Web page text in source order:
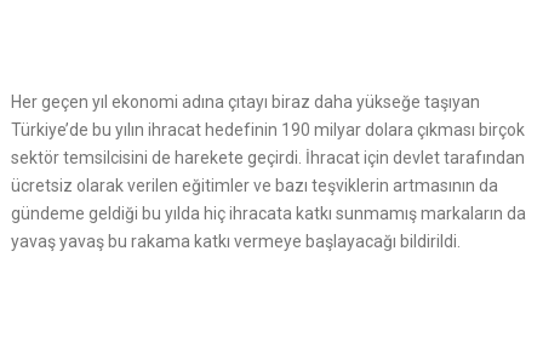
Her geçen yıl ekonomi adına çıtayı biraz daha yükseğe taşıyan
Türkiye’de bu yılın ihracat hedefinin 190 milyar dolara çıkması birçok
sektör temsilcisini de harekete geçirdi. İhracat için devlet tarafından
ücretsiz olarak verilen eğitimler ve bazı teşviklerin artmasının da
gündeme geldiği bu yılda hiç ihracata katkı sunmamış markaların da
yavaş yavaş bu rakama katkı vermeye başlayacağı bildirildi.